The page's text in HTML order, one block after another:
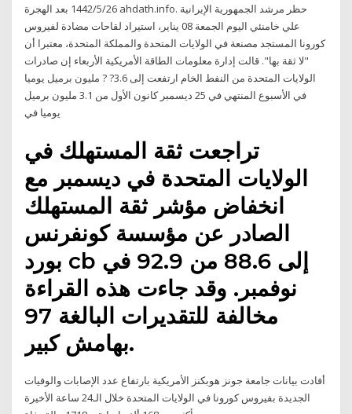
26‏‏/5‏‏/1442 بعد الهجرة ahdath.info. حظر مرشد الجمهورية الإيرانية
علي خامنئي اليوم الجمعة 08 يناير، استيراد لقاحات مضادة لفيروس
كورونا المستجد مصنعة في الولايات المتحدة والمملكة المتحدة، معتبرا أن
"لا ثقة بها". قالت إدارة معلومات الطاقة الأمريكية الأربعاء إن صادرات
الولايات المتحدة من النفط الخام ارتفعت إلى 3.6? ? مليون برميل يوميا
في الأسبوع المنتهي في 25 ديسمبر كانون الأول من 3.1 مليون برميل
يوميا في
تراجعت ثقة المستهلك في
الولايات المتحدة في ديسمبر مع
انخفاض مؤشر ثقة المستهلك
الصادر عن مؤسسة كونفرنس
بورد cb إلى 88.6 من 92.9 في
نوفمبر. وقد جاءت هذه القراءة
مخالفة للتقديرات البالغة 97
بهامش كبير.
أفادت بيانات جامعة جونز هوبكنز الأمريكية بارتفاع عدد الإصابات والوفيات
الجديدة بفيروس كورونا في الولايات المتحدة خلال الـ24 ساعة الأخيرة